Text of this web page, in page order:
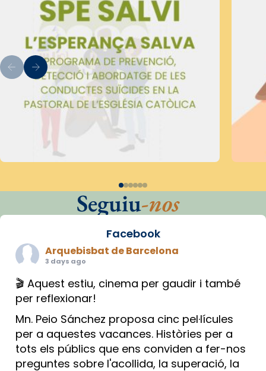
Seguiu-nos
Facebook
Arquebisbat de Barcelona
3 days ago
🎬 Aquest estiu, cinema per gaudir i també
per reflexionar!
Mn. Peio Sánchez proposa cinc pel·lícules
per a aquestes vacances. Històries per a
tots els públics que ens conviden a fer-nos
preguntes sobre l'acollida, la superació, la